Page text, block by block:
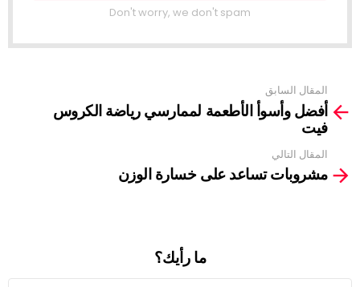
Don't worry, we don't spam
more
المقال السابق
أفضل وأسوأ الأطعمة لممارسي رياضة الكروس
فيت
المقال التالي
مشروبات تساعد على خسارة الوزن
ما رأيك؟